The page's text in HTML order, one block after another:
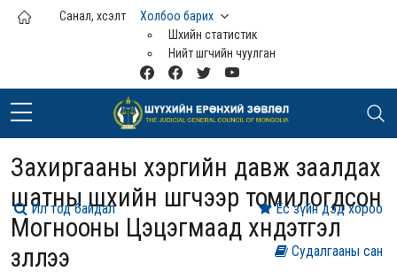
Үндсэн агуулга руу шилжих
Санал, хүсэлт
Холбоо барих
Шүүхийн статистик
Нийт шүүгчийн чуулган
Захиргааны хэргийн давж заалдах
шатны шүүхийн шүүгчээр томилогдсон
Могнооны Цэцэгмаад хүндэтгэл
үзүүллээ
Судалгааны сан
Ёс зүйн дэд хороо
Ил тод байдал